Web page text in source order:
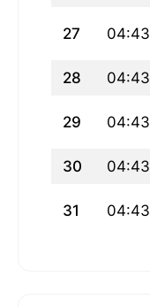
27 04:43
28 04:43
29 04:43
30 04:43
31 04:43